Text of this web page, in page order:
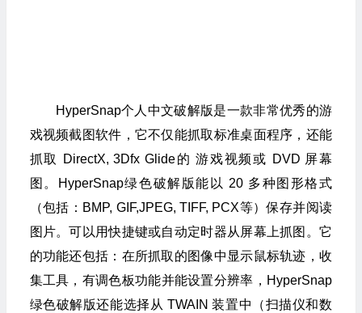
HyperSnap个人中文破解版是一款非常优秀的游
戏视频截图软件，它不仅能抓取标准桌面程序，还能
抓取 DirectX, 3Dfx Glide的 游戏视频或 DVD 屏幕
图。HyperSnap绿色破解版能以 20 多种图形格式
（包括：BMP, GIF,JPEG, TIFF, PCX等）保存并阅读
图片。可以用快捷键或自动定时器从屏幕上抓图。它
的功能还包括：在所抓取的图像中显示鼠标轨迹，收
集工具，有调色板功能并能设置分辨率，HyperSnap
绿色破解版还能选择从 TWAIN 装置中（扫描仪和数